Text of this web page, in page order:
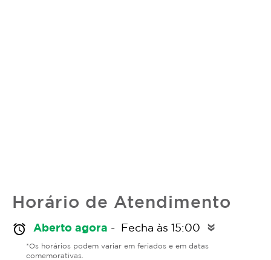
Horário de Atendimento
alarm Aberto agora - Fecha às 15:00 double_arrow
*Os horários podem variar em feriados e em datas
comemorativas.